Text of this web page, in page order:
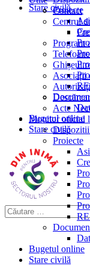
Stare civilă
Proiecte
Bugetul online
Stare civilă
Contact
Centrul
Program
Asociații
Acte
Monitor oficial
Proiecte
Bugetul online
Stare civilă